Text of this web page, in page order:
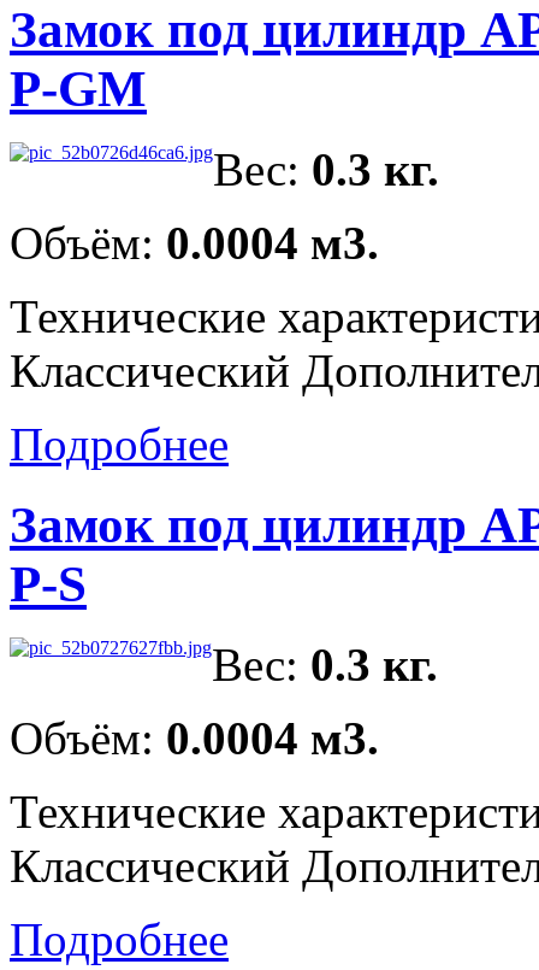
Замок под цилиндр
P-GM
Вес: 0.3 кг.
Объём: 0.0004 м3.
Технические
Классический
Подробнее
Замок под цилиндр
P-S
Вес: 0.3 кг.
Объём: 0.0004 м3.
Технические
Классический
Подробнее